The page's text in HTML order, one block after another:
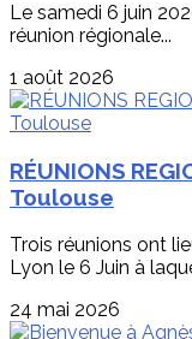
Le samedi 6 juin
réunion régionale...
1 août 2026
RÉUNIONS
Toulouse
Trois réunions ont
Lyon le 6 Juin à
24 mai 2026